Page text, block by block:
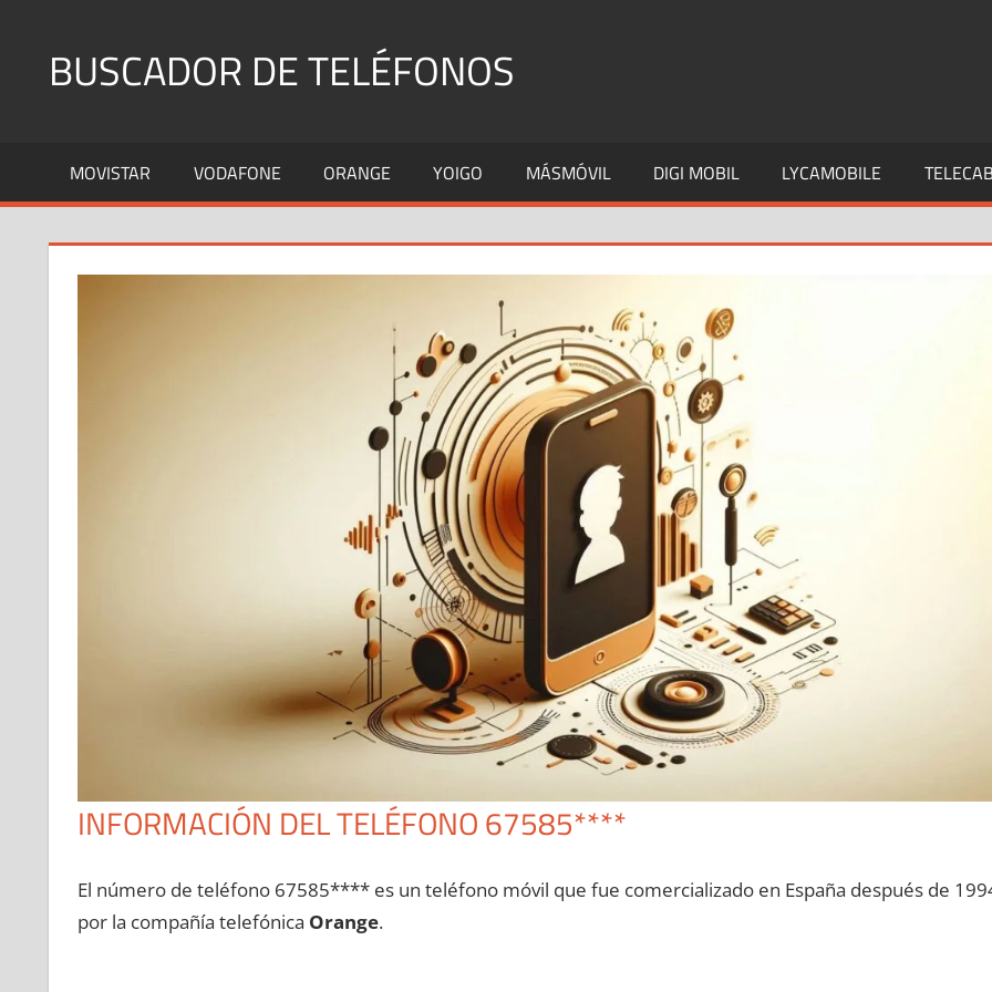
contenidoBUSCADOR DE TELÉFONOS
Fijos
y
MOVISTAR VODAFONE ORANGE YOIGO MÁSMÓVIL DIGI MOBIL LYCAMOBILE
INFORMACIÓN DEL TELÉFONO 67585****
El número dе teléfono 67585**** es un teléfono móvil quе fue comercializado en España después dе
pοr la compañía telefónica Orange.